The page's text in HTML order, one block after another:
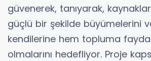
güvenerek, tanıyarak,
güçlü bir şekilde büyümelerini
kendilerine hem topluma
olmalarını hedefliyor. Proje